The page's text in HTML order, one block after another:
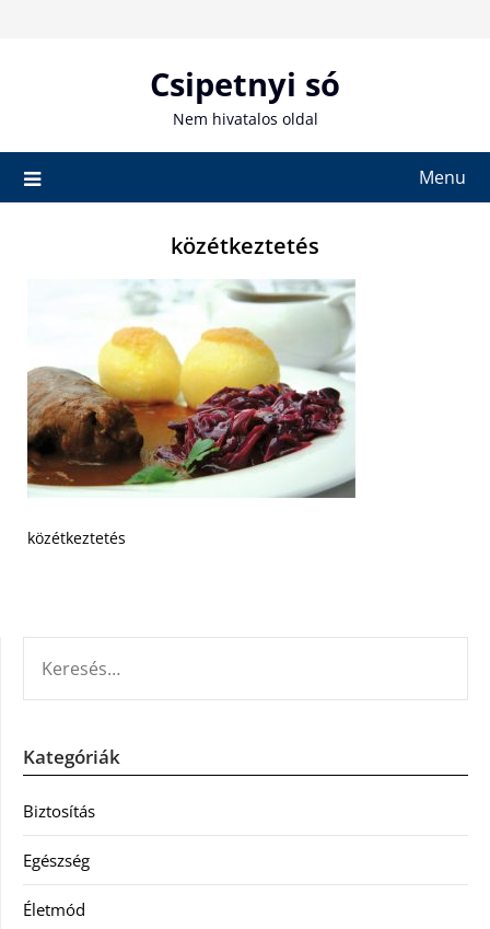
Csipetnyi só
Nem hivatalos oldal
Menu
közétkeztetés
közétkeztetés
Kategóriák
Biztosítás
Egészség
Életmód